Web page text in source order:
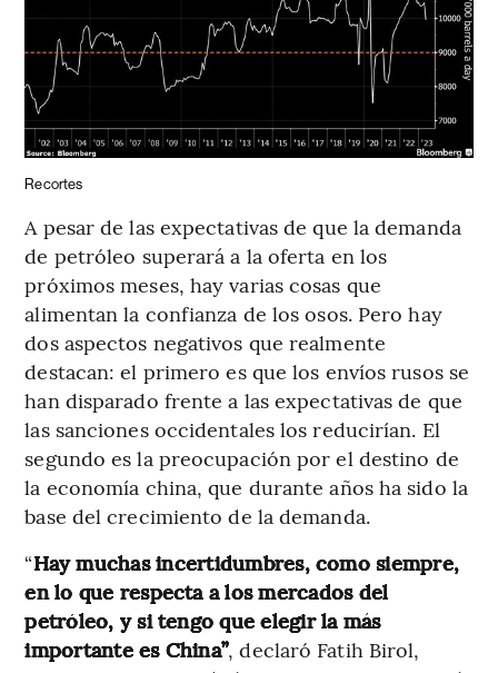
Recortes
A pesar de las expectativas de que la demanda
de petróleo superará a la oferta en los
próximos meses, hay varias cosas que
alimentan la confianza de los osos. Pero hay
dos aspectos negativos que realmente
destacan: el primero es que los envíos rusos se
han disparado frente a las expectativas de que
las sanciones occidentales los reducirían. El
segundo es la preocupación por el destino de
la economía china, que durante años ha sido la
base del crecimiento de la demanda.
“Hay muchas incertidumbres, como siempre,
en lo que respecta a los mercados del
petróleo, y si tengo que elegir la más
importante es China”, declaró Fatih Birol,